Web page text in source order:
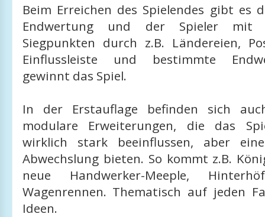
Beim Erreichen des Spielendes gibt es
Endwertung und der Spieler mit
Siegpunkten durch z.B. Ländereien,
Einflussleiste und bestimmte
gewinnt das Spiel.
In der Erstauflage befinden sich
modulare Erweiterungen, die das
wirklich stark beeinflussen, aber
Abwechslung bieten. So kommt z.B.
neue Handwerker-Meeple,
Wagenrennen. Thematisch auf jeden
Ideen.